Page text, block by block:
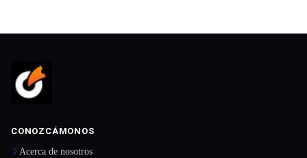
CONOZCÁMONOS
Acerca de nosotros